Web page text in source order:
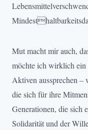
Mut macht mir auch,
möchte ich wirklich ein
Aktiven aussprechen
die sich für ihre
Generationen, die sich
Solidarität und der